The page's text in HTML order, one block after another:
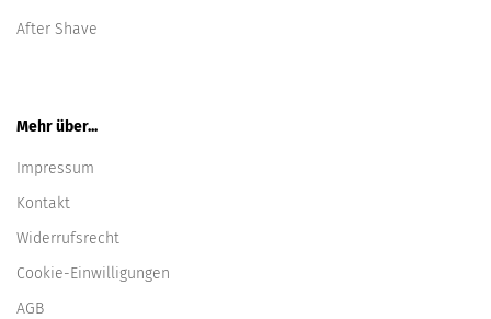
After Shave
Mehr über...
Impressum
Kontakt
Widerrufsrecht
Cookie-Einwilligungen
AGB